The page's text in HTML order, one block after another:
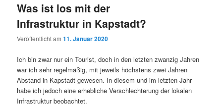
Was ist los mit der
Infrastruktur in Kapstadt?
Veröffentlicht am11. Januar 2020
Ich bin zwar nur ein Tourist, doch in den letzten zwanzig Jahren
war ich sehr regelmäßig, mit jeweils höchstens zwei Jahren
Abstand in Kapstadt gewesen. In diesem und im letzten Jahr
habe ich jedoch eine erhebliche Verschlechterung der lokalen
Infrastruktur beobachtet.